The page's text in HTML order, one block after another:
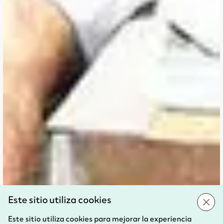
Este sitio utiliza cookies
Este sitio utiliza cookies para mejorar la experiencia